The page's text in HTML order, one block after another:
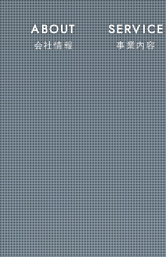
ABOUT
会社情報
SERVICE
事業内容